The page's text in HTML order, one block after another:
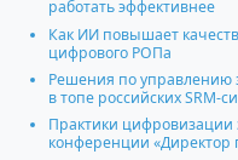
работать эффективнее
Как ИИ повышает
цифрового РОПа
Решения по управлению
в топе российских SRM-
Практики цифровизации
конференции «Директор